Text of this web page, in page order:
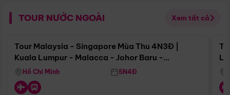
TOUR NƯỚC NGOÀI Xem tất cả
Điểm nổi bật
Tour Malaysia - Singapore Mùa Thu 4N3Đ |
Kuala Lumpur - Malacca - Johor Baru -
Singapore
Hồ Chí Minh 5N4Đ